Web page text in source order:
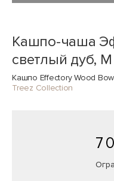
Кашпо-чаша
светлый дуб, M
Кашпо Effectory Wood
Treez Collection
7